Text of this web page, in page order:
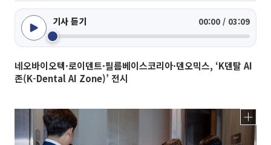
기사 듣기 00:00 / 03:09
네오바이오텍·로이덴트·필름베이스코리아·덴오믹스, ‘K덴탈 AI
존(K-Dental AI Zone)’ 전시